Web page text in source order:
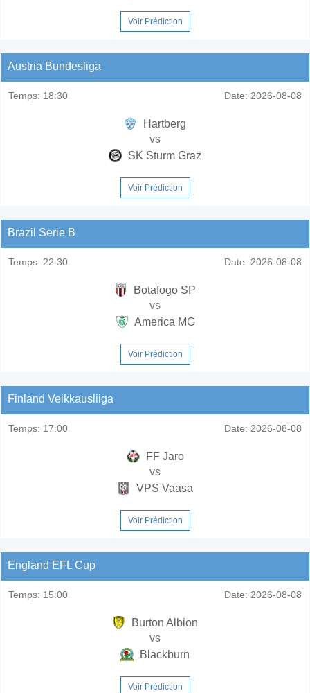
Voir Prédiction
Austria Bundesliga
Temps: 18:30 Date: 2026-08-08
Hartberg
vs
SK Sturm Graz
Voir Prédiction
Brazil Serie B
Temps: 22:30 Date: 2026-08-08
Botafogo SP
vs
America MG
Voir Prédiction
Finland Veikkausliiga
Temps: 17:00 Date: 2026-08-08
FF Jaro
vs
VPS Vaasa
Voir Prédiction
England EFL Cup
Temps: 15:00 Date: 2026-08-08
Burton Albion
vs
Blackburn
Voir Prédiction